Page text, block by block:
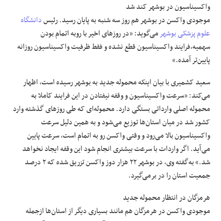
واکسیناسیون در بوشهر کند شد
موجودی واکسن در بوشهر هم روز سه شنبه به پایان رسید. رئیسدانشگاه
علوم پزشکی بوشهرمی‌گوید: «در روزهای اخیر با روبه اتمام بودن
سهمیه،‌فرایند واکسیناسیون قطع نشده و فقط ظرفیت واکسیناسیون روزانه
پایین‌تر آمده.»
سعید کشمیری‌ با بیان اینکه محموله جدید به بوشهر رسیده است، اظهار
می‌کند: «سرعت واکسیناسیون و وقفه نیفتادن در این فرایند کاملا به
محموله اصلی وارداتی بستگی دارد. محموله‌ای که طی روزهای گذشته وارد
کشور شد در میان استان‌ها توزیع می‌شود و به همین دلیل سرعت
واکسیناسیون بالا می‌رود و وقتی واکسن رو به اتمام است، سرعت پایین
می‌آید. اگر واردات با سرعت بیشتری انجام شود این وقفه ایجاد نخواهد
شد.» به‌گفته وی، در بوشهر ۲۲ هزار دوز واکسن تزریق شده که ۲ درصد
جمعیت استان را در برمی‌گیرد.
هرمزگان در انتظار محموله جدید
موجودی واکسن در هرمزگان هم مانند بسیاری دیگر از استان‌ها ازجمله